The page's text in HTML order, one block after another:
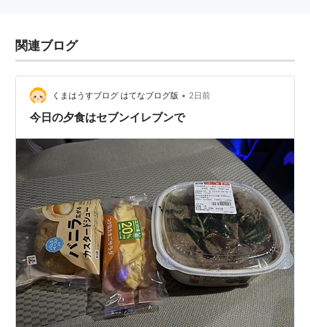
関連ブログ
くまはうすブログ はてなブログ版 • 2日前
今日の夕食はセブンイレブンで